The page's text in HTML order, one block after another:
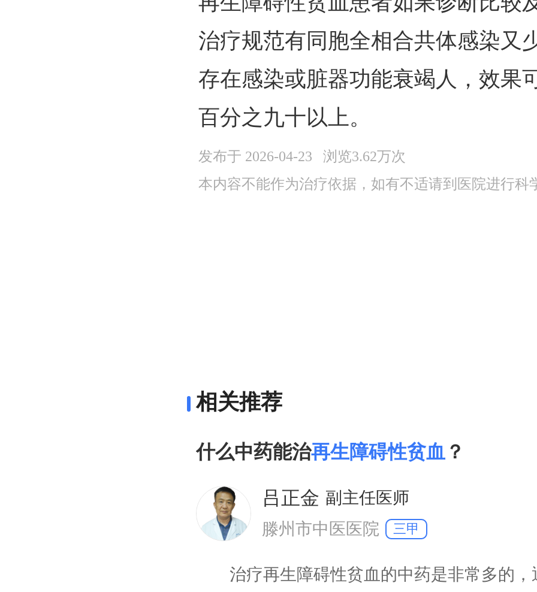
治疗规范有同胞全相合共体感染又
存在感染或脏器功能衰竭人，效果
百分之九十以上。
发布于 2026-04-23 浏览3.62万次
本内容不能作为治疗依据，如有不适请到医院进行科
相关推荐
什么中药能治再生障碍性贫血 ？
吕正金 副主任医师
滕州市中医医院
三甲
治疗再生障碍性贫血的中药是非常多的，